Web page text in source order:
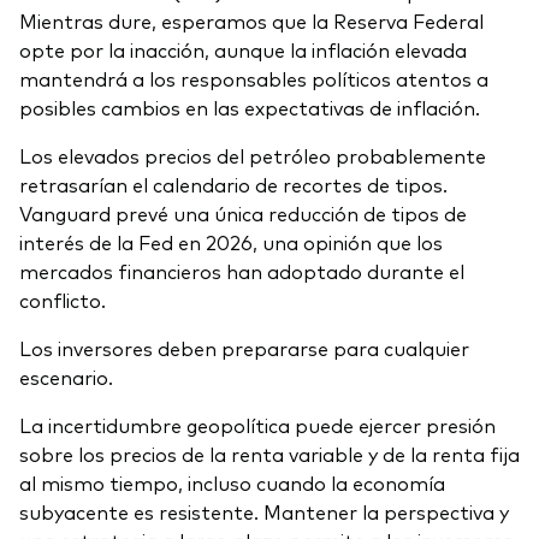
Mientras dure, esperamos que la Reserva Federal
opte por la inacción, aunque la inflación elevada
mantendrá a los responsables políticos atentos a
posibles cambios en las expectativas de inflación.
Los elevados precios del petróleo probablemente
retrasarían el calendario de recortes de tipos.
Vanguard prevé una única reducción de tipos de
interés de la Fed en 2026, una opinión que los
mercados financieros han adoptado durante el
conflicto.
Los inversores deben prepararse para cualquier
escenario.
La incertidumbre geopolítica puede ejercer presión
sobre los precios de la renta variable y de la renta fija
al mismo tiempo, incluso cuando la economía
subyacente es resistente. Mantener la perspectiva y